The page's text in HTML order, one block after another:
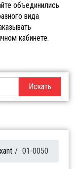
объединились
вида
кабинете.
Искать
/ 01-0050